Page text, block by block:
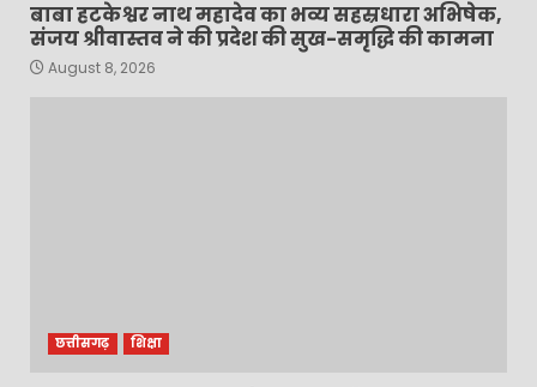
बाबा हटकेश्वर नाथ महादेव का भव्य सहस्रधारा अभिषेक,
संजय श्रीवास्तव ने की प्रदेश की सुख-समृद्धि की कामना
August 8, 2026
छत्तीसगढ़ शिक्षा